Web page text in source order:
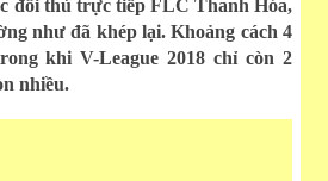
đối thủ trực tiếp FLC Thanh Hóa,
như đã khép lại. Khoảng cách 4
khi V-League 2018 chỉ còn 2
nhiều.